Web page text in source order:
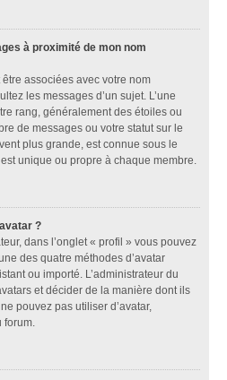
à proximité de mon nom
associées avec votre nom
les messages d’un sujet. L’une
rang, généralement des étoiles ou
de messages ou votre statut sur le
plus grande, est connue sous le
unique ou propre à chaque membre.
?
dans l’onglet « profil » vous pouvez
des quatre méthodes d’avatar
ou importé. L’administrateur du
et décider de la manière dont ils
pouvez pas utiliser d’avatar,